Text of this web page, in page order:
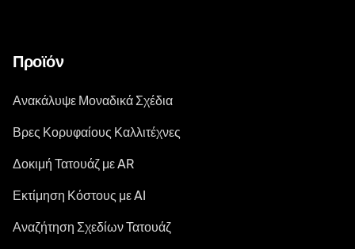
Προϊόν
Ανακάλυψε Μοναδικά Σχέδια
Βρες Κορυφαίους Καλλιτέχνες
Δοκιμή Τατουάζ με AR
Εκτίμηση Κόστους με AI
Αναζήτηση Σχεδίων Τατουάζ